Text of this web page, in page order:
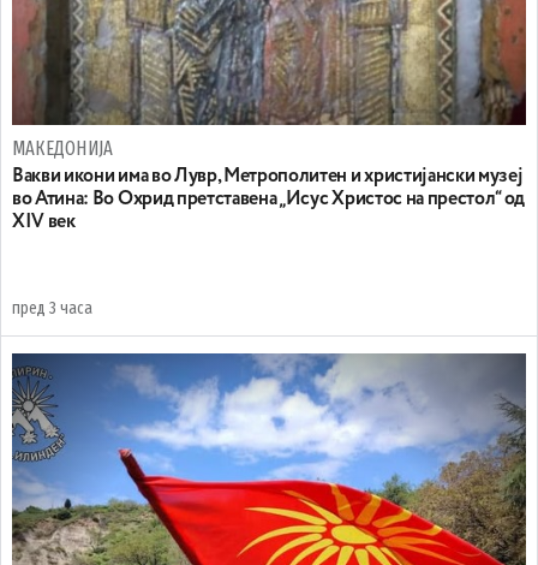
МАКЕДОНИЈА
Вакви икони има во Лувр, Метрополитен и христијански музеј
во Атина: Во Охрид претставена „Исус Христос на престол“ од
XIV век
пред 3 часа